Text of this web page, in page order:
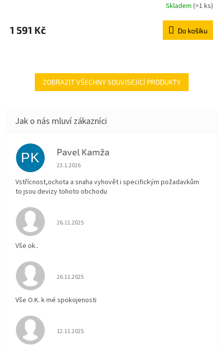
Skladem (>1 ks)
1 591 Kč Do košíku
ZOBRAZIT VŠECHNY SOUVISEJÍCÍ PRODUKTY
PK Pavel Kamža
Hodnocení obchodu je 5 z 5 hvězdiček.
23.1.2026
Vstřícnost,ochota a snaha vyhovět i specifickým požadavkům
to jsou devizy tohoto obchodu
Hodnocení obchodu je 5 z 5 hvězdiček.
26.11.2025
Vše ok..
Hodnocení obchodu je 5 z 5 hvězdiček.
26.11.2025
Vše O.K. k mé spokojenosti
Hodnocení obchodu je 5 z 5 hvězdiček.
12.11.2025